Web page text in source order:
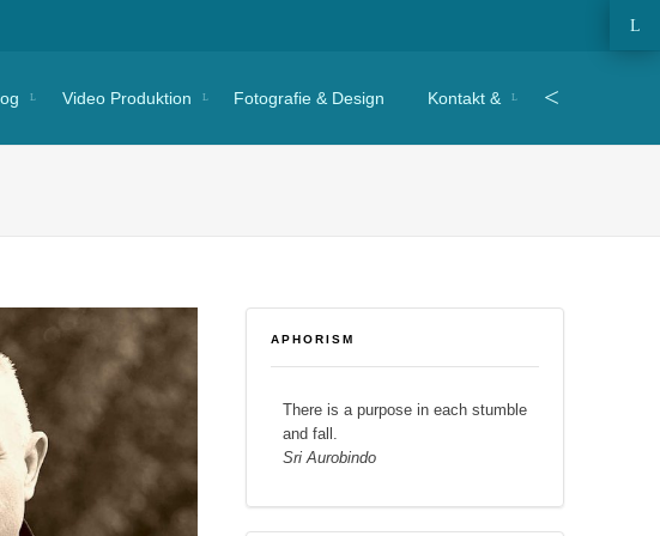
Video Produktion Fotografie & Design Kontakt &
APHORISM
There is a purpose in each stumble
and fall.
Sri Aurobindo